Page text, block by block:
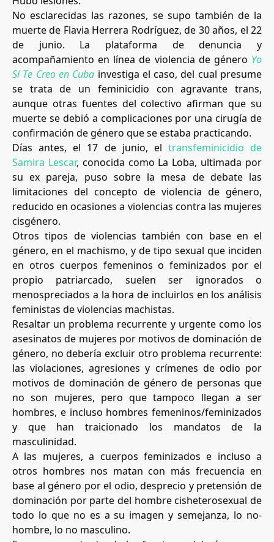
No esclarecidas las razones, se supo también de la
muerte de Flavia Herrera Rodríguez, de 30 años, el 22
de junio. La plataforma de denuncia y
acompañamiento en línea de violencia de género Yo
Sí Te Creo en Cuba investiga el caso, del cual presume
se trata de un feminicidio con agravante trans,
aunque otras fuentes del colectivo afirman que su
muerte se debió a complicaciones por una cirugía de
confirmación de género que se estaba practicando.
Días antes, el 17 de junio, el transfeminicidio de
Samira Lescar, conocida como La Loba, ultimada por
su ex pareja, puso sobre la mesa de debate las
limitaciones del concepto de violencia de género,
reducido en ocasiones a violencias contra las mujeres
cisgénero.
Otros tipos de violencias también con base en el
género, en el machismo, y de tipo sexual que inciden
en otros cuerpos femeninos o feminizados por el
propio patriarcado, suelen ser ignorados o
menospreciados a la hora de incluirlos en los análisis
feministas de violencias machistas.
Resaltar un problema recurrente y urgente como los
asesinatos de mujeres por motivos de dominación de
género, no debería excluir otro problema recurrente:
las violaciones, agresiones y crímenes de odio por
motivos de dominación de género de personas que
no son mujeres, pero que tampoco llegan a ser
hombres, e incluso hombres femeninos/feminizados
y que han traicionado los mandatos de la
masculinidad.
A las mujeres, a cuerpos feminizados e incluso a
otros hombres nos matan con más frecuencia en
base al género por el odio, desprecio y pretensión de
dominación por parte del hombre cisheterosexual de
todo lo que no es a su imagen y semejanza, lo no-
hombre, lo no masculino.